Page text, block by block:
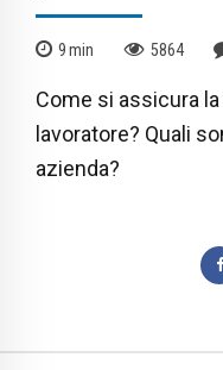
9min 5864
Come si assicura
lavoratore? Quali
azienda?